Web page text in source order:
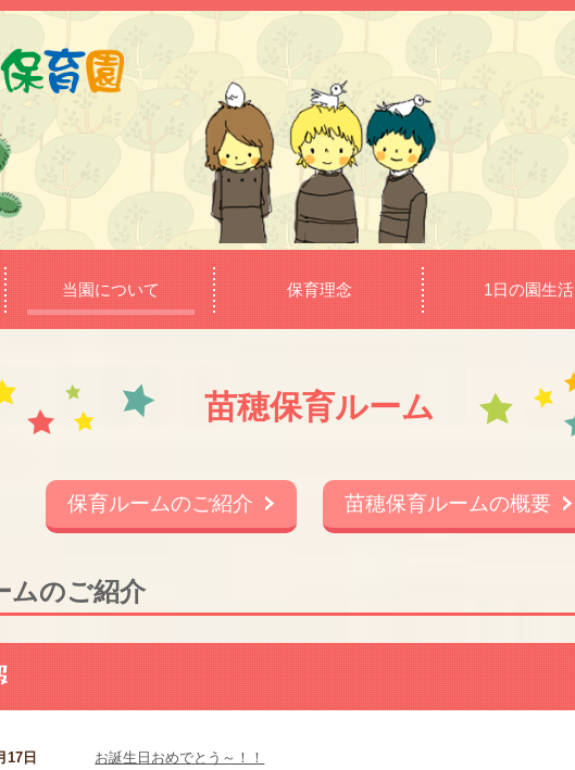
当園について 保育理念 1日の園生活
苗穂保育ルーム
保育ルームのご紹介 苗穂保育ルームの概要
ムのご紹介
17日 お誕生日おめでとう～！！